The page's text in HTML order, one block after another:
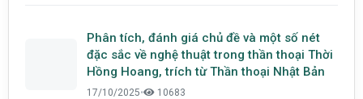
Phân tích, đánh giá chủ đề và một số nét
đặc sắc về nghệ thuật trong thần thoại Thời
Hồng Hoang, trích từ Thần thoại Nhật Bản
17/10/2025• 10683